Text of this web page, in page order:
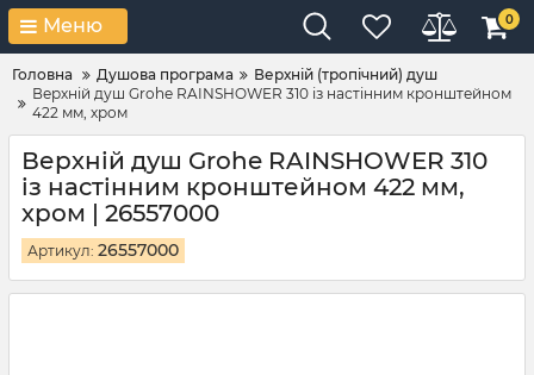
Меню 0
Головна Душова програма
Верхній (тропічний) душ
Верхній душ Grohe RAINSHOWER 310 із настінним кронштейном
422 мм, хром
Верхній душ Grohe RAINSHOWER 310
із настінним кронштейном 422 мм,
хром | 26557000
Артикул: 26557000